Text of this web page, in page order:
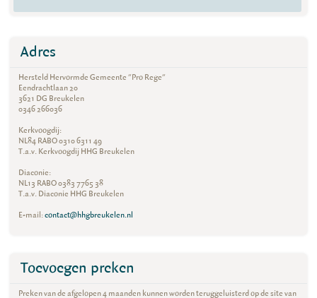
Adres
Hersteld Hervormde Gemeente "Pro Rege"
Eendrachtlaan 20
3621 DG Breukelen
0346 266036
Kerkvoogdij:
NL84 RABO 0310 6311 49
T.a.v. Kerkvoogdij HHG Breukelen
Diaconie:
NL13 RABO 0383 7765 38
T.a.v. Diaconie HHG Breukelen
E-mail:contact@hhgbreukelen.nl
Toevoegen preken
Preken van de afgelopen 4 maanden kunnen worden teruggeluisterd op de site van